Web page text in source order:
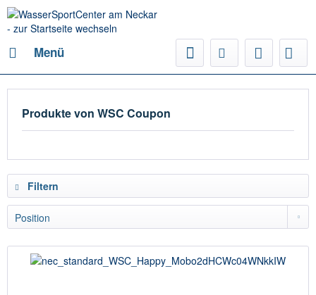
Menü
Produkte von WSC Coupon
Filtern